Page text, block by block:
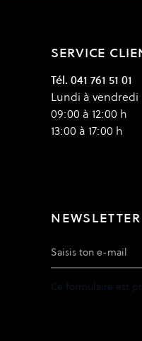
SERVICE
Tél. 041 761 51 01
Lundi à vendredi
09:00 à 12:00 h
13:00 à 17:00 h
NEWSLETTER
Adresse e-mail
Ce formulaire est